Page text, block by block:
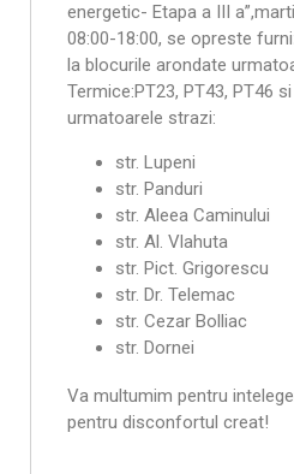
energetic- Etapa a III
08:00-18:00, se opreste
la blocurile arondate
Termice:PT23, PT43, PT46
urmatoarele strazi:
str. Lupeni
str. Panduri
str. Aleea Caminului
str. Al. Vlahuta
str. Pict. Grigorescu
str. Dr. Telemac
str. Cezar Bolliac
str. Dornei
Va multumim pentru
pentru disconfortul creat!